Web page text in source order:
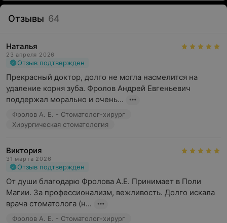
Отзывы 64
Наталья
23 апреля 2026
Отзыв подтвержден
Прекрасный доктор, долго не могла насмелится на
удаление корня зуба. Фролов Андрей Евгеньевич
поддержал морально и очень...
Фролов А. Е. - Стоматолог-хирург
Хирургическая стоматология
Виктория
31 марта 2026
Отзыв подтвержден
От души благодарю Фролова А.Е. Принимает в Поли
Магии. За профессионализм, вежливость. Долго искала
врача стоматолога (н...
Фролов А. Е. - Стоматолог-хирург